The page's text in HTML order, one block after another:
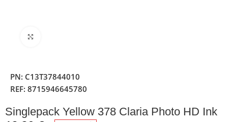
PN: C13T37844010
REF:8715946645780
Singlepack Yellow 378 Claria Photo HD Ink